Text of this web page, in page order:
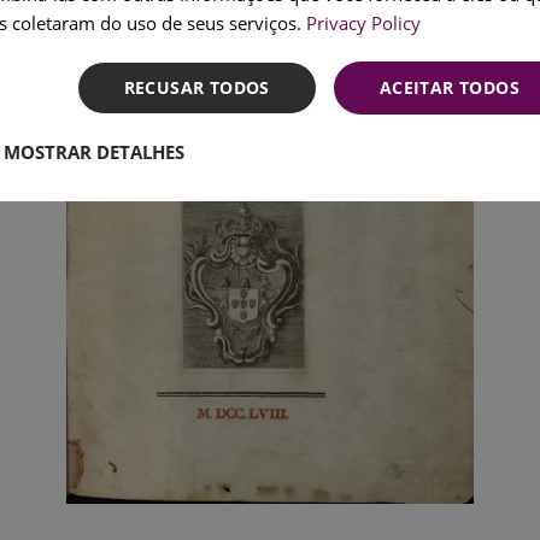
coletaram do uso de seus serviços. Privacy Policy
ACEITAR TODOS
RECUSAR TODOS
MOSTRAR DETALHES